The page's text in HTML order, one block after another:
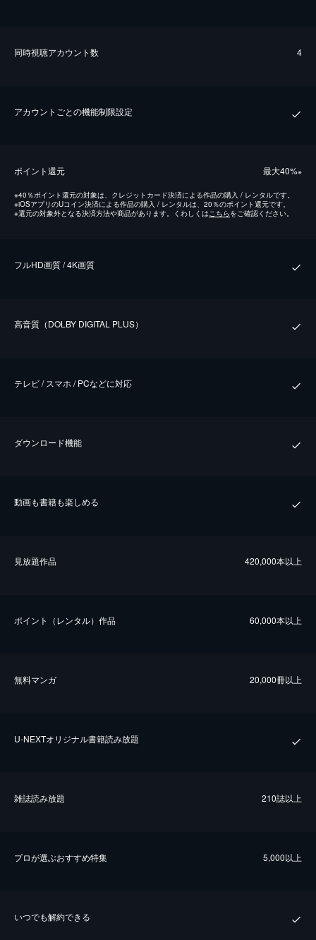
同時視聴アカウント数 4
アカウントごとの機能制限設定
ポイント還元 最⼤40%※
※40％ポイント還元の対象は、クレジットカード決済による作品の購入 / レンタルです。
※iOSアプリのUコイン決済による作品の購入 / レンタルは、20％のポイント還元です。
※還元の対象外となる決済方法や商品があります。くわしくはこちらをご確認ください。
フルHD画質 / 4K画質
⾼⾳質（DOLBY DIGITAL PLUS）
テレビ / スマホ / PCなどに対応
ダウンロード機能
動画も書籍も楽しめる
⾒放題作品 420,000本以上
ポイント（レンタル）作品 60,000本以上
無料マンガ 20,000冊以上
U-NEXTオリジナル書籍読み放題
雑誌読み放題 210誌以上
プロが選ぶおすすめ特集 5,000以上
いつでも解約できる